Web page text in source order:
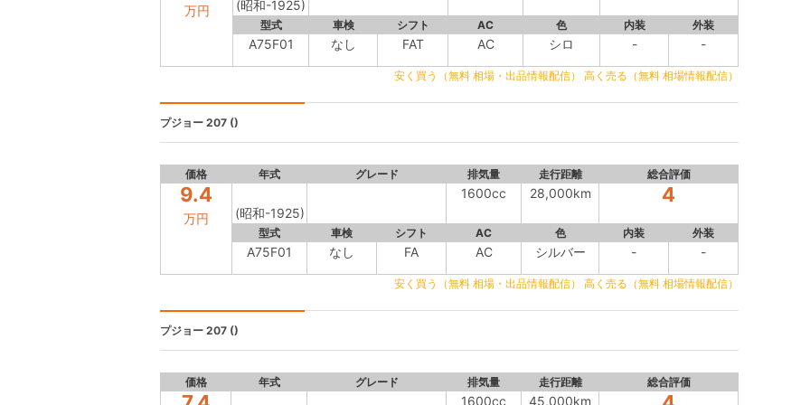
万円 (昭和-1925)
型式 車検 シフト AC 色 内装 外装
A75F01 なし FAT AC シロ - -
安く買う（無料 相場・出品情報配信） 高く売る（無料 相場情報配信）
プジョー 207 ()
価格 年式 グレード 排気量 走行距離 総合評価
9.4
万円 (昭和-1925)
1600cc 28,000km 4
型式 車検 シフト AC 色 内装 外装
A75F01 なし FA AC シルバー - -
安く買う（無料 相場・出品情報配信） 高く売る（無料 相場情報配信）
プジョー 207 ()
価格 年式 グレード 排気量 走行距離 総合評価
1600cc 45,000km